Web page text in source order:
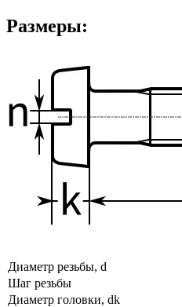
Размеры:
Диаметр резьбы, d
Шаг резьбы
Диаметр головки, dk